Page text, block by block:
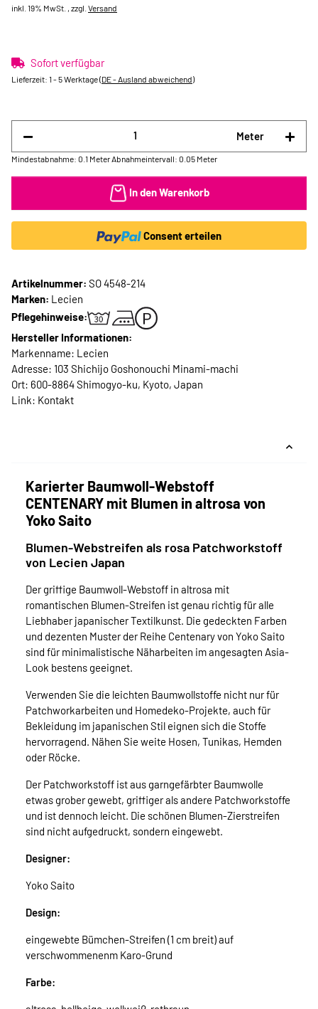
inkl. 19% MwSt. , zzgl. Versand
Sofort verfügbar
Lieferzeit: 1 - 5 Werktage(DE - Ausland abweichend)
Meter
Mindestabnahme: 0.1 Meter Abnahmeintervall: 0.05 Meter
In den Warenkorb
Consent erteilen
Artikelnummer: SO 4548-214
Marken: Lecien
Pflegehinweise:
Hersteller Informationen:
Markenname: Lecien
Adresse: 103 Shichijo Goshonouchi Minami-machi
Ort: 600-8864 Shimogyo-ku, Kyoto, Japan
Link: Kontakt
Karierter Baumwoll-Webstoff
CENTENARY mit Blumen in altrosa von
Yoko Saito
Blumen-Webstreifen als rosa Patchworkstoff
von Lecien Japan
Der griffige Baumwoll-Webstoff in altrosa mit
romantischen Blumen-Streifen ist genau richtig für alle
Liebhaber japanischer Textilkunst. Die gedeckten Farben
und dezenten Muster der Reihe Centenary von Yoko Saito
sind für minimalistische Näharbeiten im angesagten Asia-
Look bestens geeignet.
Verwenden Sie die leichten Baumwollstoffe nicht nur für
Patchworkarbeiten und Homedeko-Projekte, auch für
Bekleidung im japanischen Stil eignen sich die Stoffe
hervorragend. Nähen Sie weite Hosen, Tunikas, Hemden
oder Röcke.
Der Patchworkstoff ist aus garngefärbter Baumwolle
etwas grober gewebt, griffiger als andere Patchworkstoffe
und ist dennoch leicht. Die schönen Blumen-Zierstreifen
sind nicht aufgedruckt, sondern eingewebt.
Designer:
Yoko Saito
Design:
eingewebte Bümchen-Streifen (1 cm breit) auf
verschwommenenm Karo-Grund
Farbe: